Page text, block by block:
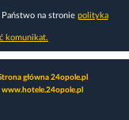
na stronie polityka
komunikat.
główna 24opole.pl
www.hotele.24opole.pl